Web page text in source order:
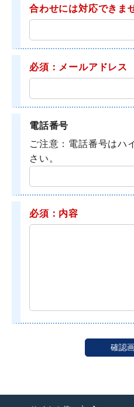
合わせには対応できま
必須：メールアドレス
電話番号
ご注意：電話番号はハ
さい。
必須：内容